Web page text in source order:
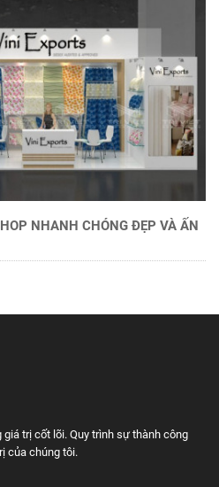
NHANH CHÓNG ĐẸP VÀ ẤN
trị cốt lõi. Quy trình sự thành công
của chúng tôi.